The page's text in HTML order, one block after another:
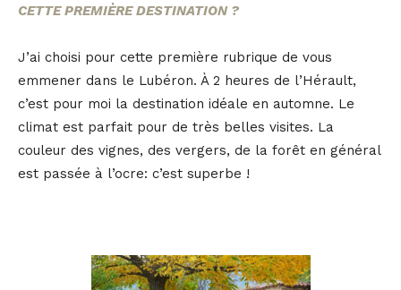
CETTE PREMIÈRE DESTINATION ?
J’ai choisi pour cette première rubrique de vous
emmener dans le Lubéron. À 2 heures de l’Hérault,
c’est pour moi la destination idéale en automne. Le
climat est parfait pour de très belles visites. La
couleur des vignes, des vergers, de la forêt en général
est passée à l’ocre: c’est superbe !